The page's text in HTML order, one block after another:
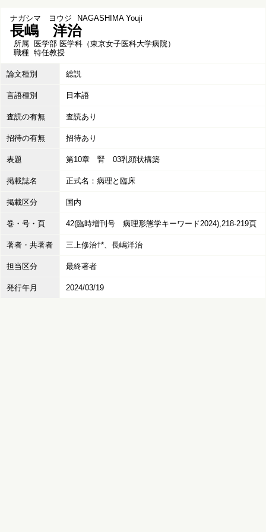
ナガシマ ヨウジ NAGASHIMA Youji
長嶋 洋治
所属 医学部 医学科（東京女子医科大学病院）
職種 特任教授
論文種別 総説
言語種別 日本語
査読の有無 査読あり
招待の有無 招待あり
表題 第10章 腎 03乳頭状構築
掲載誌名 正式名：病理と臨床
掲載区分 国内
巻・号・頁 42(臨時増刊号 病理形態学キーワード2024),218-219頁
著者・共著者 三上修治†*、長嶋洋治
担当区分 最終著者
発行年月 2024/03/19